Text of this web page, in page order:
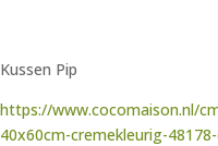
Kussen Pip
https://www.cocomaison.nl/
40x60cm-cremekleurig-